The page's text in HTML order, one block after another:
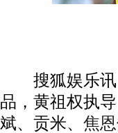
搜狐娱乐讯
品，黄祖权执
斌、贡米、 焦